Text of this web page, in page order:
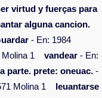
virtud y fuerças para
alguna cancion.
- En: 1984
1 vandear - En:
parte. prete: oneuac. -
Molina 1
leuantarse